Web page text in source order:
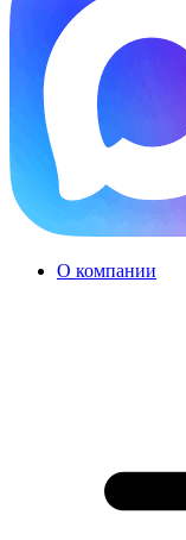
О компании